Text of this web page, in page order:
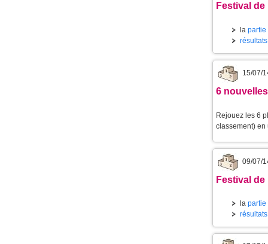
Festival de
la partie
15/07/
6
Rejouez les 6
classement)
09/07/
Festival
la partie